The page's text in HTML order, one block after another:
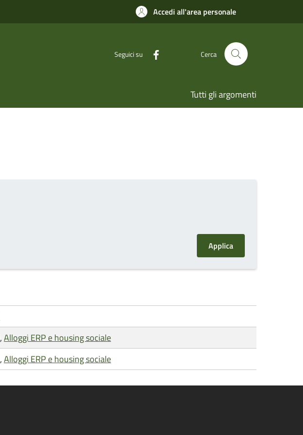
Accedi all'area personale
Seguici su Cerca
Tutti gli argomenti
,Alloggi ERP e housing sociale
,Alloggi ERP e housing sociale